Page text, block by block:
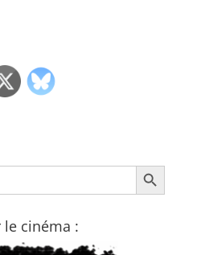
Search Button
cinéma :